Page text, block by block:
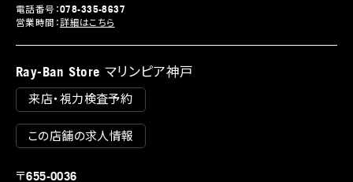
電話番号：078-335-8637
営業時間：詳細はこちら
Ray-Ban Store マリンピア神戸
来店・視力検査予約
この店舗の求人情報
〒655-0036